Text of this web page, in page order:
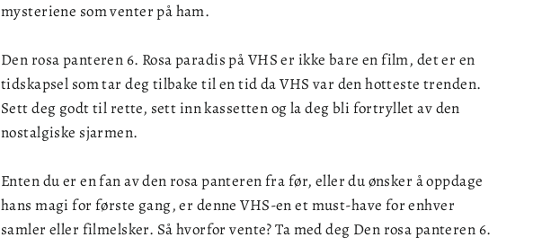
mysteriene som venter på ham.
Den rosa panteren 6. Rosa paradis på VHS er ikke bare en film, det er en
tidskapsel som tar deg tilbake til en tid da VHS var den hotteste trenden.
Sett deg godt til rette, sett inn kassetten og la deg bli fortryllet av den
nostalgiske sjarmen.
Enten du er en fan av den rosa panteren fra før, eller du ønsker å oppdage
hans magi for første gang, er denne VHS-en et must-have for enhver
samler eller filmelsker. Så hvorfor vente? Ta med deg Den rosa panteren 6.